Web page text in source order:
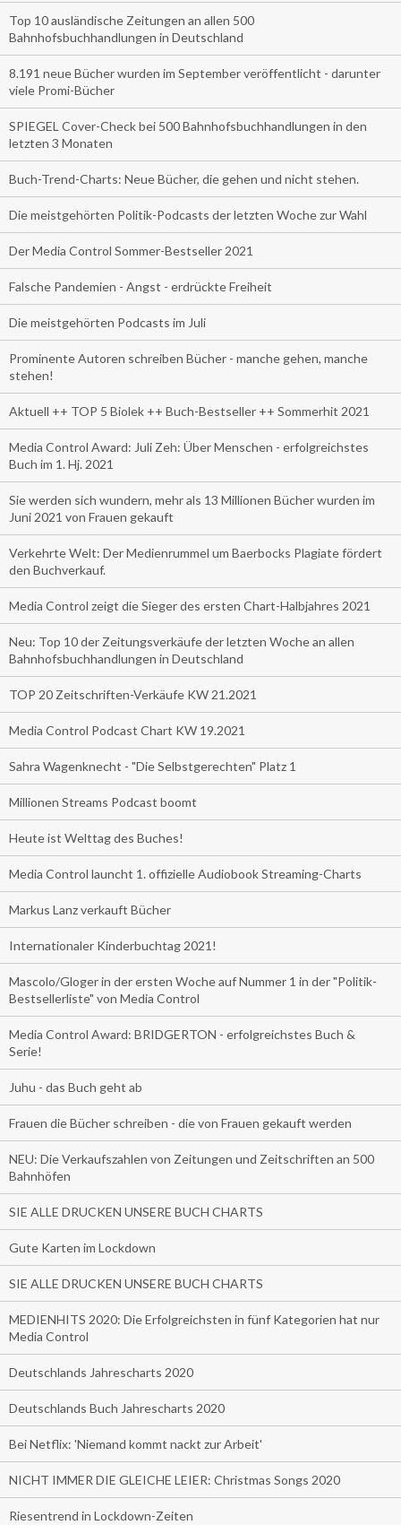
Top 10 ausländische Zeitungen an allen 500
Bahnhofsbuchhandlungen in Deutschland
8.191 neue Bücher wurden im September veröffentlicht - darunter
viele Promi-Bücher
SPIEGEL Cover-Check bei 500 Bahnhofsbuchhandlungen in den
letzten 3 Monaten
Buch-Trend-Charts: Neue Bücher, die gehen und nicht stehen.
Die meistgehörten Politik-Podcasts der letzten Woche zur Wahl
Der Media Control Sommer-Bestseller 2021
Falsche Pandemien - Angst - erdrückte Freiheit
Die meistgehörten Podcasts im Juli
Prominente Autoren schreiben Bücher - manche gehen, manche
stehen!
Aktuell ++ TOP 5 Biolek ++ Buch-Bestseller ++ Sommerhit 2021
Media Control Award: Juli Zeh: Über Menschen - erfolgreichstes
Buch im 1. Hj. 2021
Sie werden sich wundern, mehr als 13 Millionen Bücher wurden im
Juni 2021 von Frauen gekauft
Verkehrte Welt: Der Medienrummel um Baerbocks Plagiate fördert
den Buchverkauf.
Media Control zeigt die Sieger des ersten Chart-Halbjahres 2021
Neu: Top 10 der Zeitungsverkäufe der letzten Woche an allen
Bahnhofsbuchhandlungen in Deutschland
TOP 20 Zeitschriften-Verkäufe KW 21.2021
Media Control Podcast Chart KW 19.2021
Sahra Wagenknecht - "Die Selbstgerechten" Platz 1
Millionen Streams Podcast boomt
Heute ist Welttag des Buches!
Media Control launcht 1. offizielle Audiobook Streaming-Charts
Markus Lanz verkauft Bücher
Internationaler Kinderbuchtag 2021!
Mascolo/Gloger in der ersten Woche auf Nummer 1 in der "Politik-
Bestsellerliste" von Media Control
Media Control Award: BRIDGERTON - erfolgreichstes Buch &
Serie!
Juhu - das Buch geht ab
Frauen die Bücher schreiben - die von Frauen gekauft werden
NEU: Die Verkaufszahlen von Zeitungen und Zeitschriften an 500
Bahnhöfen
SIE ALLE DRUCKEN UNSERE BUCH CHARTS
Gute Karten im Lockdown
SIE ALLE DRUCKEN UNSERE BUCH CHARTS
MEDIENHITS 2020: Die Erfolgreichsten in fünf Kategorien hat nur
Media Control
Deutschlands Jahrescharts 2020
Deutschlands Buch Jahrescharts 2020
Bei Netflix: 'Niemand kommt nackt zur Arbeit'
NICHT IMMER DIE GLEICHE LEIER: Christmas Songs 2020
Riesentrend in Lockdown-Zeiten